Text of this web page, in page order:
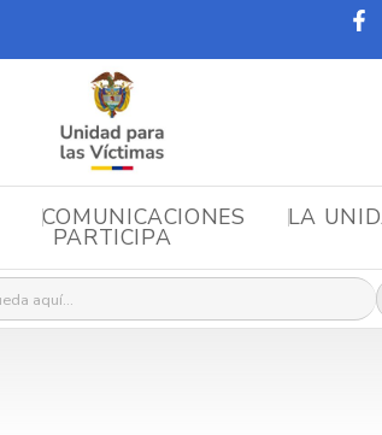
COMUNICACIONES LA
PARTICIPA